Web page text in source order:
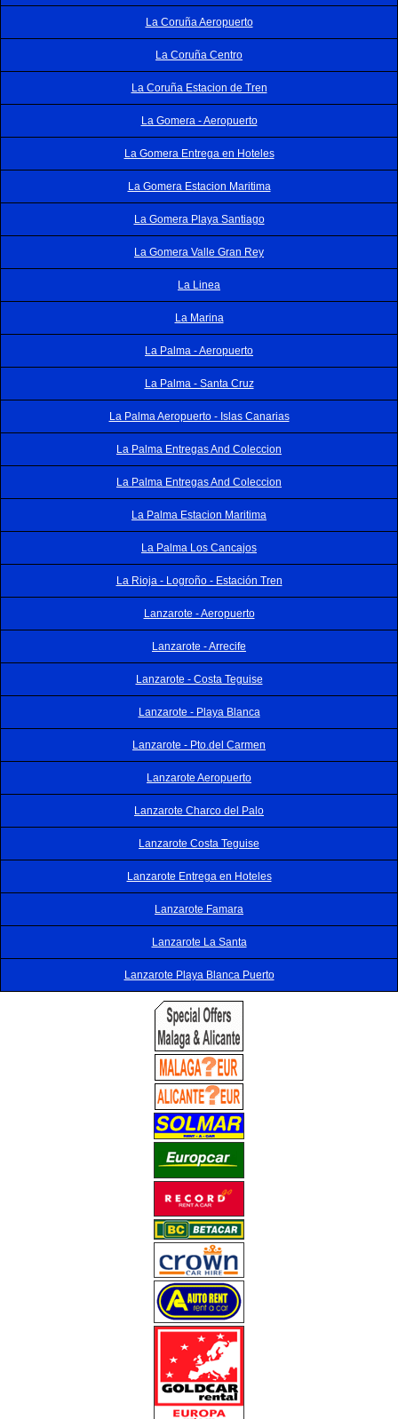
La Coruña Aeropuerto
La Coruña Centro
La Coruña Estacion de Tren
La Gomera - Aeropuerto
La Gomera Entrega en Hoteles
La Gomera Estacion Maritima
La Gomera Playa Santiago
La Gomera Valle Gran Rey
La Linea
La Marina
La Palma - Aeropuerto
La Palma - Santa Cruz
La Palma Aeropuerto - Islas Canarias
La Palma Entregas And Coleccion
La Palma Entregas And Coleccion
La Palma Estacion Maritima
La Palma Los Cancajos
La Rioja - Logroño - Estación Tren
Lanzarote - Aeropuerto
Lanzarote - Arrecife
Lanzarote - Costa Teguise
Lanzarote - Playa Blanca
Lanzarote - Pto.del Carmen
Lanzarote Aeropuerto
Lanzarote Charco del Palo
Lanzarote Costa Teguise
Lanzarote Entrega en Hoteles
Lanzarote Famara
Lanzarote La Santa
Lanzarote Playa Blanca Puerto